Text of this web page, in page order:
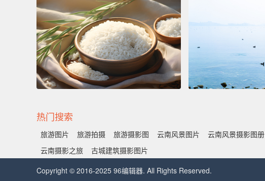
热门搜索
旅游图片 旅游拍摄 旅游摄影图 云南风景图片 云南风景摄影图册
云南摄影之旅
古城建筑摄影图片
Copyright © 2016-2025 96编辑器. All Rights Reserved.